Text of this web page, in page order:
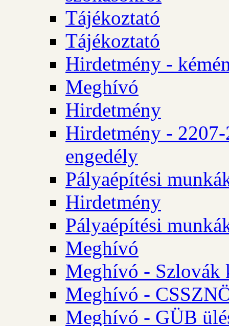
Tájékoztató
Tájékoztató
Hirdetmény -
Meghívó
Hirdetmény
Hirdetmény -
engedély
Pályaépítési
Hirdetmény
Pályaépítési
Meghívó
Meghívó - Szlovák
Meghívó -
Meghívó - GÜB